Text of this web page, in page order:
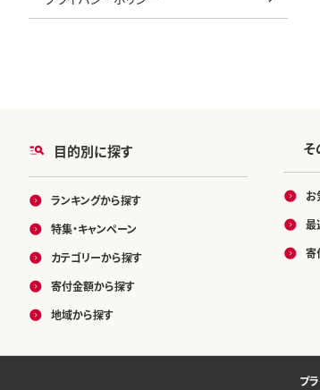
目的別に探す
ランキングから探す
特集・キャンペーン
カテゴリーから探す
寄付金額から探す
地域から探す
そ
お
最
寄
プ